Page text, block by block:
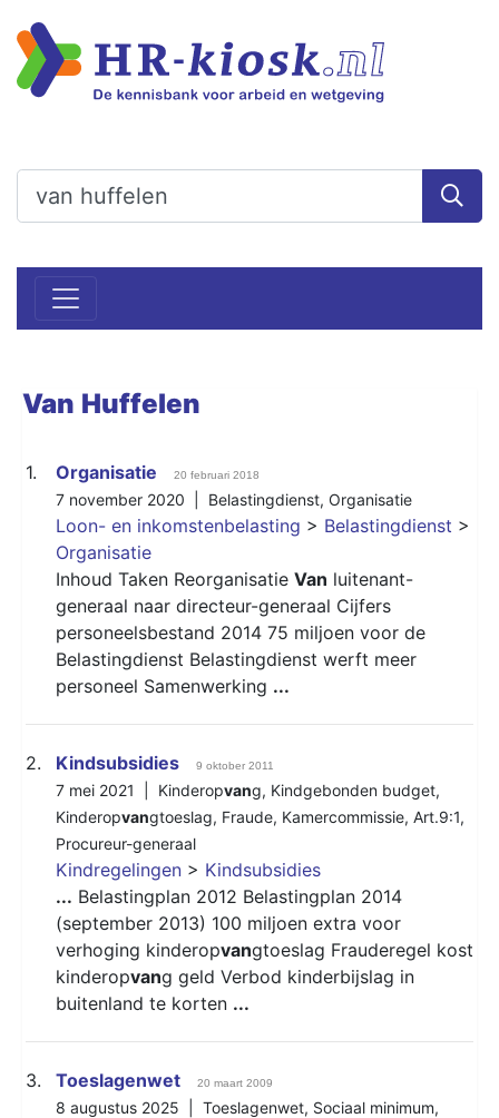
Van Huffelen
1. Organisatie 20 februari 2018
7 november 2020 | Belastingdienst, Organisatie
Loon- en inkomstenbelasting > Belastingdienst >
Organisatie
Inhoud Taken Reorganisatie Van luitenant-
generaal naar directeur-generaal Cijfers
personeelsbestand 2014 75 miljoen voor de
Belastingdienst Belastingdienst werft meer
personeel Samenwerking ...
2. Kindsubsidies 9 oktober 2011
7 mei 2021 | Kinderopvang, Kindgebonden budget,
Kinderopvangtoeslag, Fraude, Kamercommissie, Art.9:1,
Procureur-generaal
Kindregelingen > Kindsubsidies
... Belastingplan 2012 Belastingplan 2014
(september 2013) 100 miljoen extra voor
verhoging kinderopvangtoeslag Frauderegel kost
kinderopvang geld Verbod kinderbijslag in
buitenland te korten ...
3. Toeslagenwet 20 maart 2009
8 augustus 2025 | Toeslagenwet, Sociaal minimum,